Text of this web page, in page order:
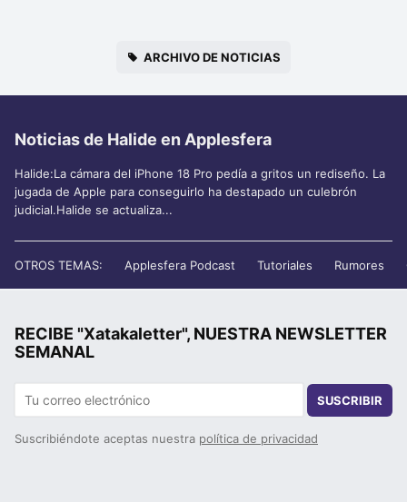
ARCHIVO DE NOTICIAS
Noticias de Halide en Applesfera
Halide:La cámara del iPhone 18 Pro pedía a gritos un rediseño. La
jugada de Apple para conseguirlo ha destapado un culebrón
judicial.Halide se actualiza...
OTROS TEMAS: Applesfera Podcast Tutoriales Rumores
RECIBE "Xatakaletter", NUESTRA NEWSLETTER
SEMANAL
SUSCRIBIR
Suscribiéndote aceptas nuestra política de privacidad